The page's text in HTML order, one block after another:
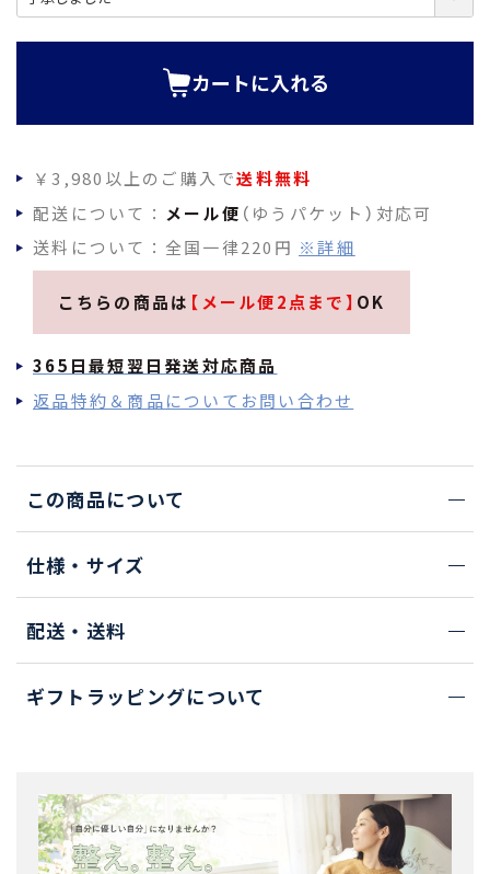
必
カートに入れる
￥3,980以上のご購入で送料無料
配送について： メール便 （ゆうパケット）対応可
送料について：全国一律220円 ※詳細
こちらの商品は 【メール便2点まで】 OK
365日最短翌日発送対応商品
返品特約＆商品についてお問い合わせ
この商品について
仕様・サイズ
配送・送料
ギフトラッピングについて